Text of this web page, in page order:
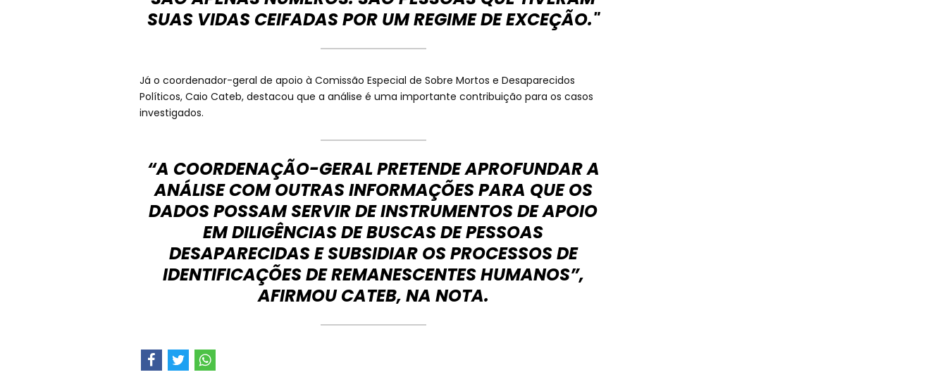
SUAS VIDAS CEIFADAS POR UM REGIME DE EXCEÇÃO."
Já o coordenador-geral de apoio à Comissão Especial de Sobre Mortos e Desaparecidos
Políticos, Caio Cateb, destacou que a análise é uma importante contribuição para os casos
investigados.
“A COORDENAÇÃO-GERAL PRETENDE APROFUNDAR A
ANÁLISE COM OUTRAS INFORMAÇÕES PARA QUE OS
DADOS POSSAM SERVIR DE INSTRUMENTOS DE APOIO
EM DILIGÊNCIAS DE BUSCAS DE PESSOAS
DESAPARECIDAS E SUBSIDIAR OS PROCESSOS DE
IDENTIFICAÇÕES DE REMANESCENTES HUMANOS”,
AFIRMOU CATEB, NA NOTA.